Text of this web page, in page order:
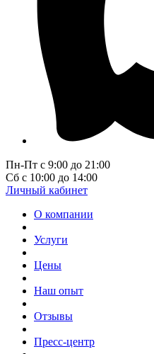
Пн-Пт с 9:00 до 21:00
Сб с 10:00 до 14:00
Личный кабинет
О компании
Услуги
Цены
Наш опыт
Отзывы
Пресс-центр